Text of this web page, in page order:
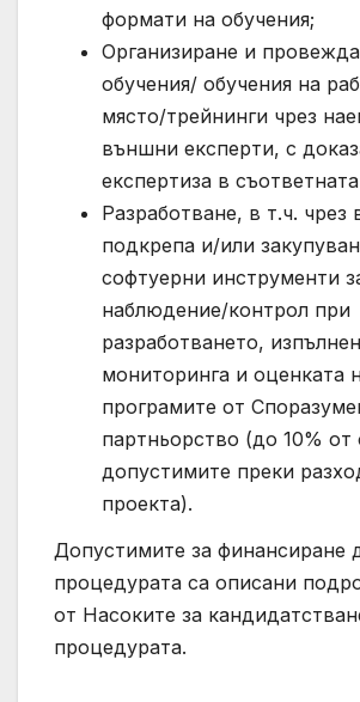
формати на обучения;
Организиране и
обучения/ обучения на
място/трейнинги чрез
външни експерти, с
експертиза в
Разработване, в т.ч. чрез
подкрепа и/или
софтуерни инструменти
наблюдение/контрол при
разработването,
мониторинга и оценката
програмите от
партньорство (до 10%
допустимите преки
проекта).
Допустимите за финансиране
процедурата са описани
от Насоките за
процедурата.